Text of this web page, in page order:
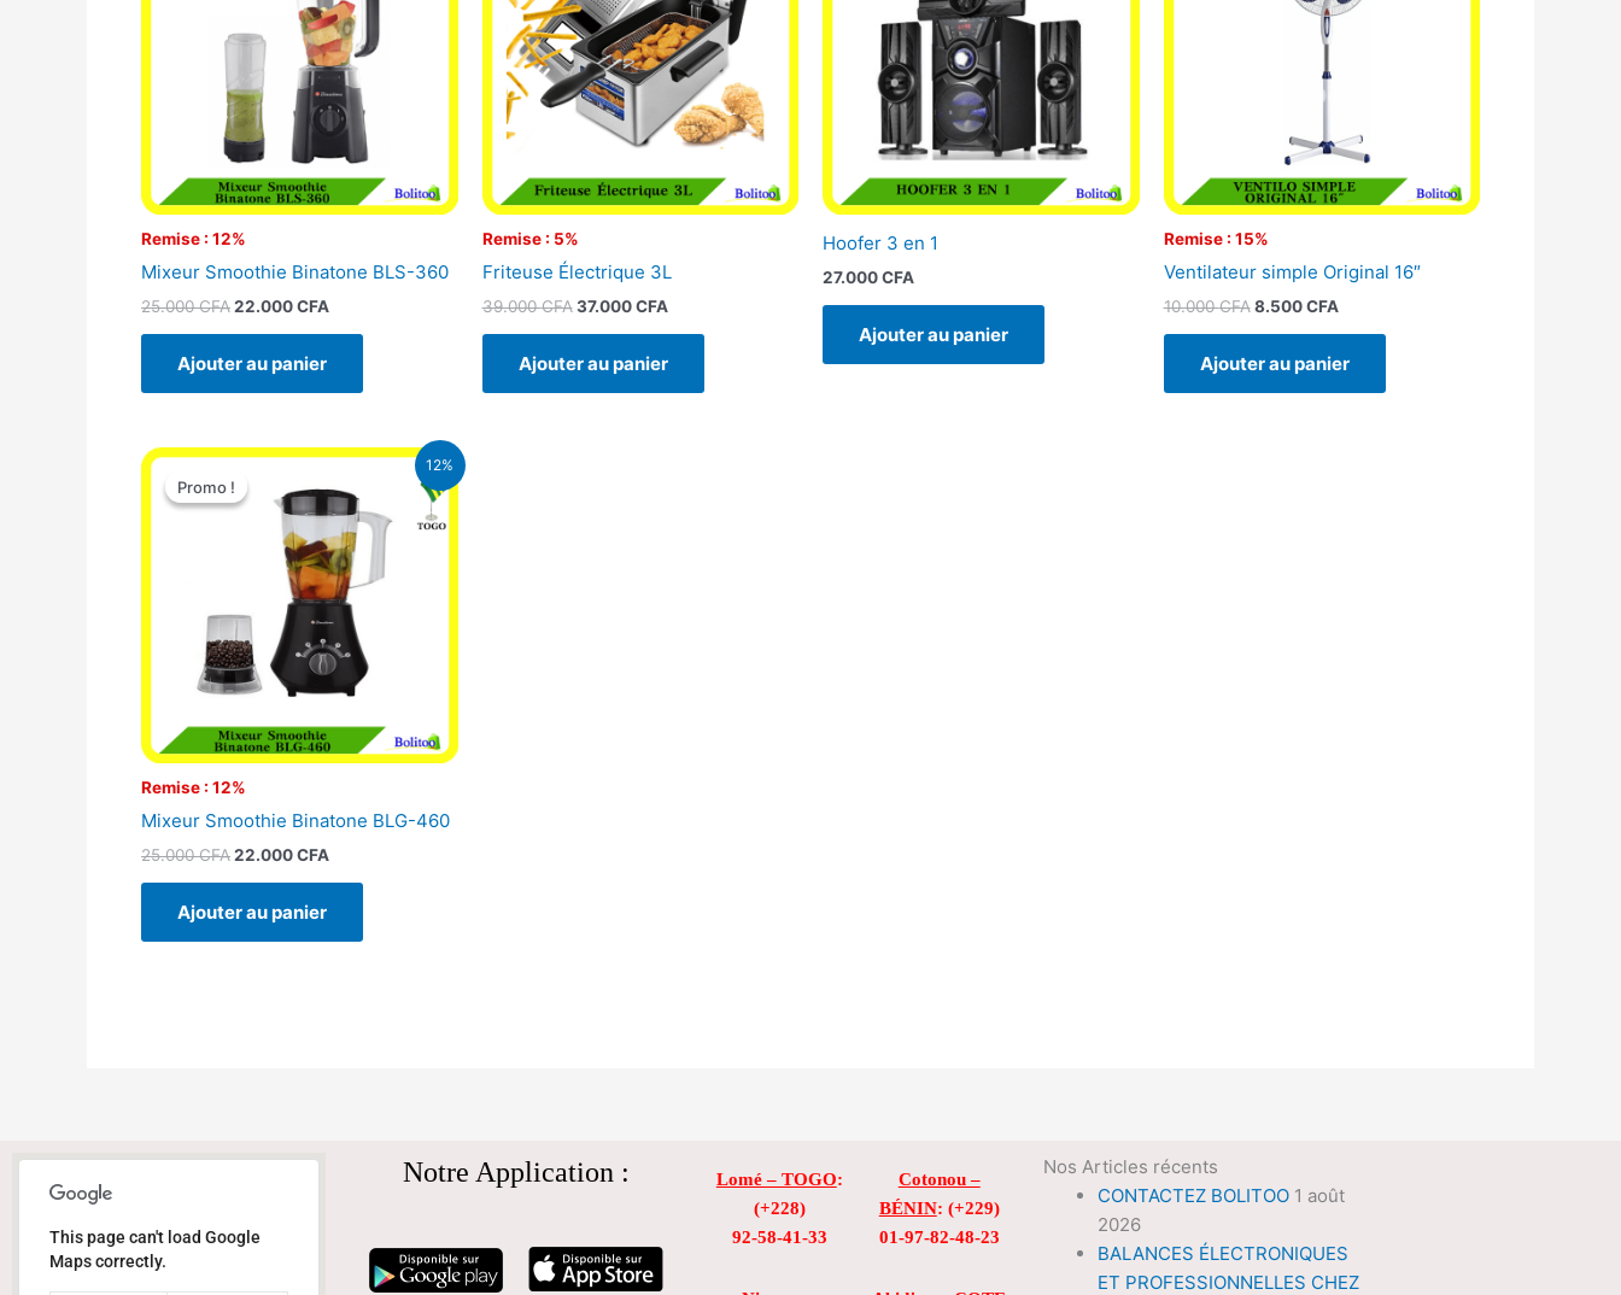
Remise : 12%
Mixeur Smoothie Binatone BLS-360
25.000CFA22.000CFA
Ajouter au panier
Remise : 5%
Friteuse Électrique 3L
39.000CFA 37.000CFA
Ajouter au panier
Hoofer 3 en 1
27.000CFA
Ajouter au panier
Remise : 15%
Ventilateur simple Original 16″
10.000CFA 8.500CFA
Ajouter au panier
12%
Promo !
Remise : 12%
Promo !
Mixeur Smoothie Binatone BLG-460
25.000CFA
Le
initial
25.000 CFA.
22.000CFA
Le
actuel
est :
22.000 CFA.
Ajouter au panier
This page can't load Google
Maps correctly.
Notre Application : Lomé – TOGO:
(+228)
92-58-41-33
Cotonou –
BÉNIN: (+229)
01-97-82-48-23
Nos Articles récents
CONTACTEZ BOLITOO 1 août
2026
BALANCES ÉLECTRONIQUES
ET PROFESSIONNELLES CHEZ